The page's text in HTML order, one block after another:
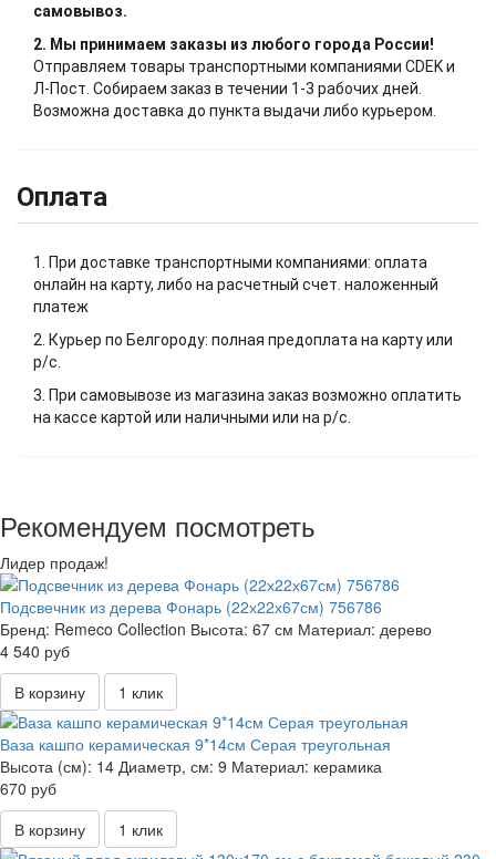
самовывоз.
2. Мы принимаем заказы из любого города России!
Отправляем товары транспортными компаниями CDEK и
Л-Пост. Собираем заказ в течении 1-3 рабочих дней.
Возможна доставка до пункта выдачи либо курьером.
Оплата
1. При доставке транспортными компаниями: оплата
онлайн на карту, либо на расчетный счет. наложенный
платеж
2. Курьер по Белгороду: полная предоплата на карту или
р/с.
3. При самовывозе из магазина заказ возможно оплатить
на кассе картой или наличными или на р/с.
Рекомендуем посмотреть
Лидер продаж!
Подсвечник из дерева Фонарь (22х22х67см) 756786
Бренд: Remeco Collection Высота: 67 см Материал: дерево
4 540 руб
В корзину
1 клик
Ваза кашпо керамическая 9*14см Серая треугольная
Высота (см): 14 Диаметр, см: 9 Материал: керамика
670 руб
В корзину
1 клик